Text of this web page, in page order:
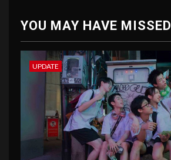
YOU MAY HAVE MISSED
UPDATE